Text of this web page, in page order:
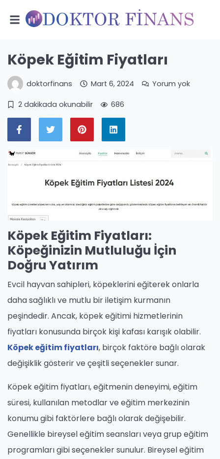
Köpek Eğitim Fiyatları
doktorfinans Mart 6, 2024 Yorum yok
2 dakikada okunabilir 686
Köpek Eğitim Fiyatları:
Köpeğinizin Mutluluğu İçin
Doğru Yatırım
Evcil hayvan sahipleri, köpeklerini eğiterek onlarla
daha sağlıklı ve mutlu bir iletişim kurmanın
peşindedir. Ancak, köpek eğitimi hizmetlerinin
fiyatları konusunda birçok kişi kafası karışık olabilir.
Köpek eğitim fiyatları, birçok faktöre bağlı olarak
değişiklik gösterir ve çeşitli seçenekler sunar.
Köpek eğitim fiyatları, eğitmenin deneyimi, eğitim
süresi, kullanılan metodlar ve eğitim merkezinin
konumu gibi faktörlere bağlı olarak değişebilir.
Genellikle bireysel eğitim seansları veya grup eğitim
programları gibi seçenekler sunulur. Bireysel eğitim